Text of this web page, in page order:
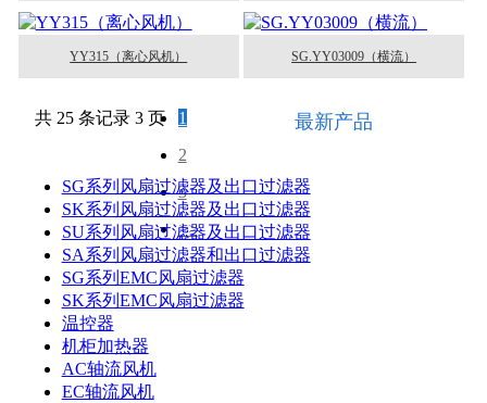
YY315（离心风机） SG.YY03009（横流）
共 25 条记录 3 页
1
2
3
>>
最新产品
SG系列风扇过滤器及出口过滤器
SK系列风扇过滤器及出口过滤器
SU系列风扇过滤器及出口过滤器
SA系列风扇过滤器和出口过滤器
SG系列EMC风扇过滤器
SK系列EMC风扇过滤器
温控器
机柜加热器
AC轴流风机
EC轴流风机